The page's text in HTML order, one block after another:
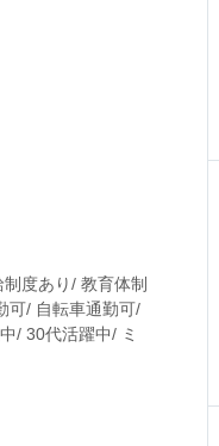
度あり/ 教育体制
可/ 自転車通勤可/
/ 30代活躍中/ ミ